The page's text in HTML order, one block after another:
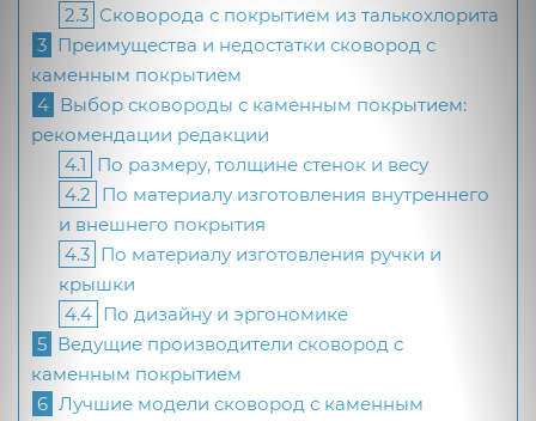
2.3 Сковорода с покрытием из талькохлорита
3 Преимущества и недостатки сковород с
каменным покрытием
4 Выбор сковороды с каменным покрытием:
рекомендации редакции
4.1 По размеру, толщине стенок и весу
4.2 По материалу изготовления внутреннего
и внешнего покрытия
4.3 По материалу изготовления ручки и
крышки
4.4 По дизайну и эргономике
5 Ведущие производители сковород с
каменным покрытием
6 Лучшие модели сковород с каменным